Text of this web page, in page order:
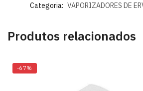
Categoria: VAPORIZADORES DE
Produtos relacionados
-67%